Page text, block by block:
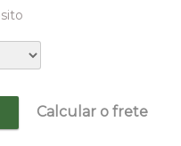
Calcular o frete